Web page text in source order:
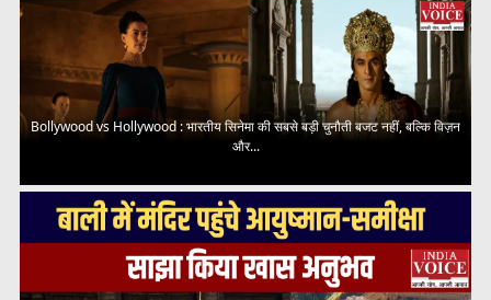
Bollywood vs Hollywood : भारतीय सिनेमा की सबसे बड़ी चुनौती बजट नहीं, बल्कि विज़न
और...